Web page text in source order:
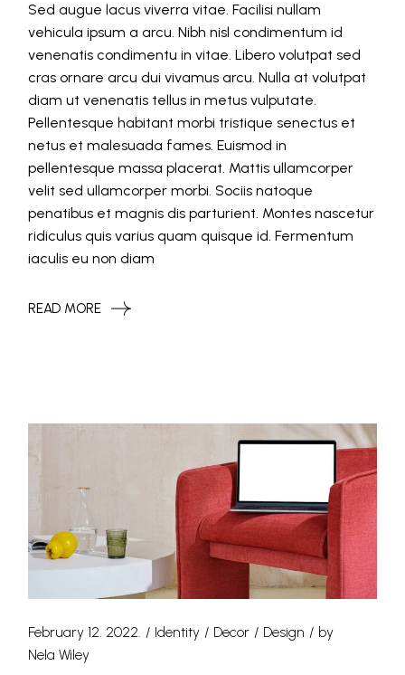
Sed augue lacus viverra vitae. Facilisi nullam
vehicula ipsum a arcu. Nibh nisl condimentum id
venenatis condimentu in vitae. Libero volutpat sed
cras ornare arcu dui vivamus arcu. Nulla at volutpat
diam ut venenatis tellus in metus vulputate.
Pellentesque habitant morbi tristique senectus et
netus et malesuada fames. Euismod in
pellentesque massa placerat. Mattis ullamcorper
velit sed ullamcorper morbi. Sociis natoque
penatibus et magnis dis parturient. Montes nascetur
ridiculus quis varius quam quisque id. Fermentum
iaculis eu non diam
READ MORE
February 12. 2022. Identity Decor Design
by
Nela Wiley